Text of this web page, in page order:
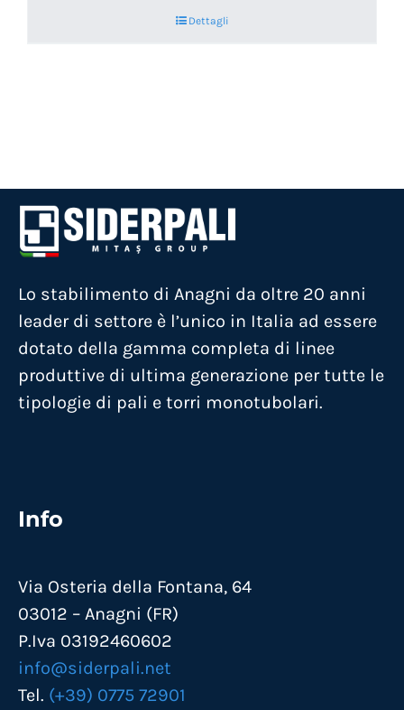
Dettagli
Lo stabilimento di Anagni da oltre 20 anni
leader di settore è l’unico in Italia ad essere
dotato della gamma completa di linee
produttive di ultima generazione per tutte le
tipologie di pali e torri monotubolari.
Info
Via Osteria della Fontana, 64
03012 – Anagni (FR)
P.Iva 03192460602
info@siderpali.net
Tel. (+39) 0775 72901